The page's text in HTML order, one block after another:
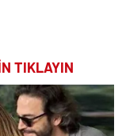
TIKLAYIN